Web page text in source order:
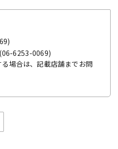
(06-6253-0069)
場合は、記載店舗までお問